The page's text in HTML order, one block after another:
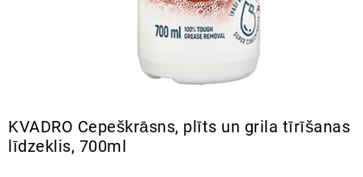
KVADRO Cepeškrāsns, plīts un grila tīrīšanas
līdzeklis, 700ml